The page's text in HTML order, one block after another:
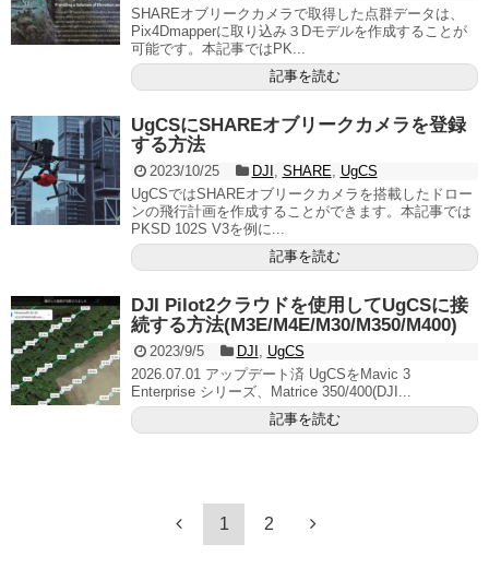
SHAREオブリークカメラで取得した点群データは、
Pix4Dmapperに取り込み３Dモデルを作成することが
可能です。本記事ではPK...
記事を読む
UgCSにSHAREオブリークカメラを登録
する方法
2023/10/25 DJI SHARE
UgCS
UgCSではSHAREオブリークカメラを搭載したドロー
ンの飛行計画を作成することができます。本記事では
PKSD 102S V3を例に...
記事を読む
DJI Pilot2クラウドを使用してUgCSに接
続する方法(M3E/M4E/M30/M350/M400)
2023/9/5 DJI
UgCS
2026.07.01 アップデート済 UgCSをMavic 3
Enterprise シリーズ、Matrice 350/400(DJI...
記事を読む
1 2